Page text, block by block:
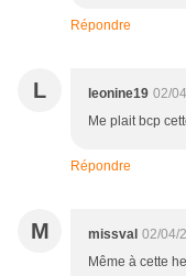
Répondre
L leonine19 02/
Me plait bcp
Répondre
M missval 02/04/
Même à cette